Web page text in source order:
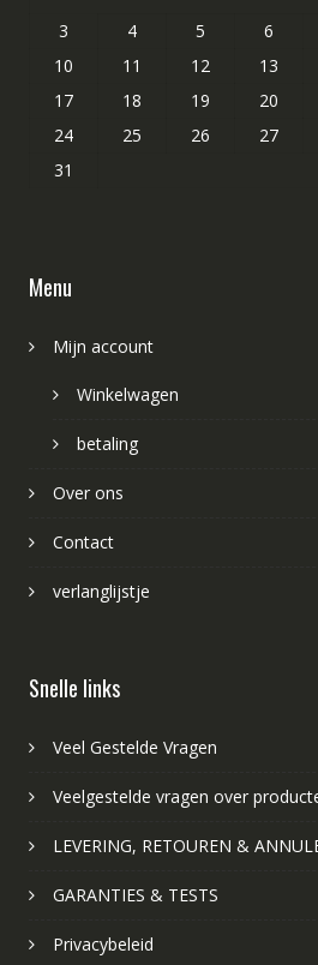
3
4 5 6
10
11 12 13
17
18 19 20
24
25 26 27
31
Menu
Mijn account
Winkelwagen
betaling
Over ons
Contact
verlanglijstje
Snelle links
Veel Gestelde Vragen
Veelgestelde vragen over
LEVERING, RETOUREN &
GARANTIES & TESTS
Privacybeleid